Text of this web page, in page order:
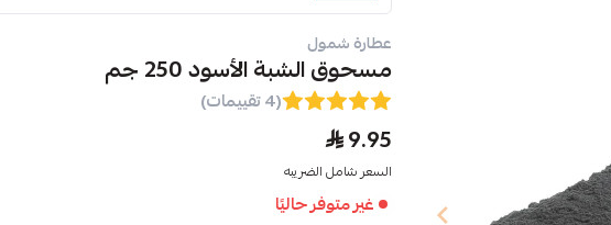
عطارة شمول
مسحوق الشبة الأسود 250 جم
(4 تقييمات)
9.95
السعر شامل الضريبه
غير متوفر حاليًا